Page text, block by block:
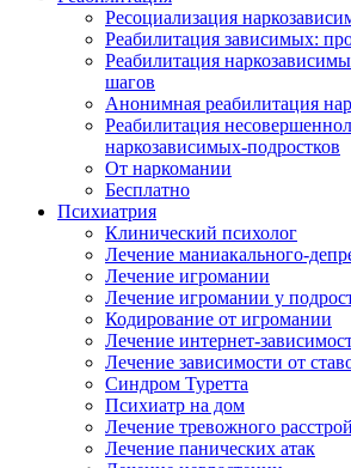
Ресоциализация
Реабилитация зависимых:
Реабилитация
шагов
Анонимная реабилитация
Реабилитация
наркозависимых-подростков
От наркомании
Бесплатно
Психиатрия
Клинический психолог
Лечение маниакального-
Лечение игромании
Лечение игромании у
Кодирование от игромании
Лечение интернет-
Лечение зависимости от
Синдром Туретта
Психиатр на дом
Лечение тревожного
Лечение панических атак